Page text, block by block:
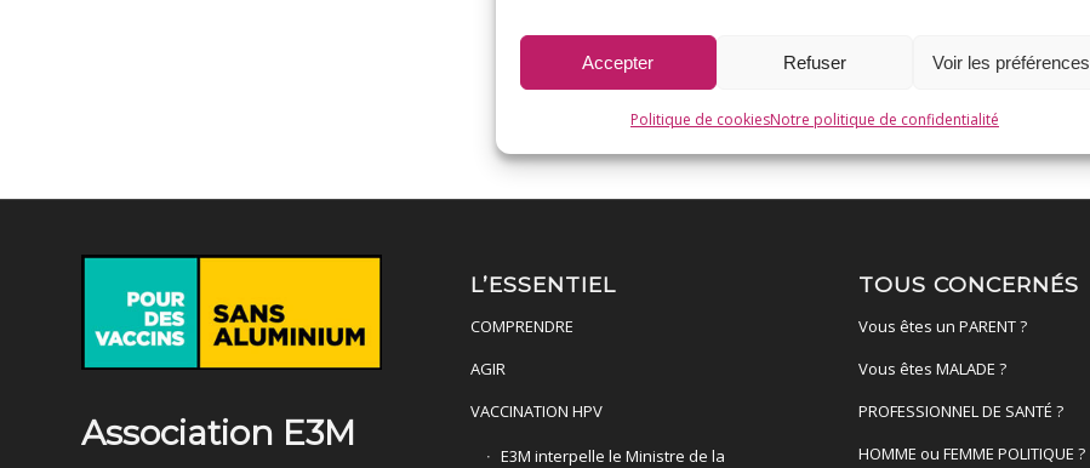
Accepter Refuser Voir les préférences
Politique de cookiesNotre politique de confidentialité
Association E3M
L’ESSENTIEL
COMPRENDRE
AGIR
VACCINATION HPV
E3M interpelle le Ministre de la
TOUS CONCERNÉS
Vous êtes un PARENT ?
Vous êtes MALADE ?
PROFESSIONNEL DE SANTÉ ?
HOMME ou FEMME POLITIQUE ?